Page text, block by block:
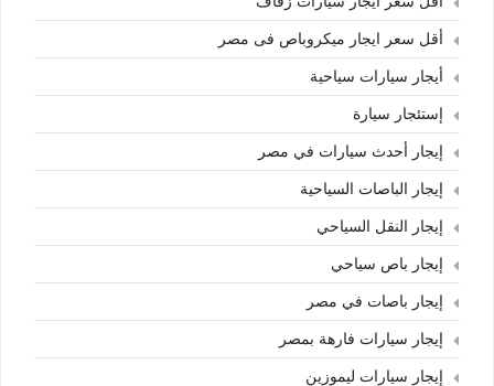
أقل سعر ايجار ميكروباص فى مصر
أيجار سيارات سياحية
إستئجار سيارة
إيجار أحدث سيارات في مصر
إيجار الباصات السياحية
إيجار النقل السياحي
إيجار باص سياحي
إيجار باصات في مصر
إيجار سيارات فارهة بمصر
إيجار سيارات ليموزين